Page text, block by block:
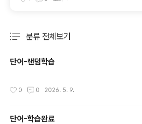
분류 전체보기
단어-랜덤학습
0 0 2026. 5. 9.
단어-학습완료